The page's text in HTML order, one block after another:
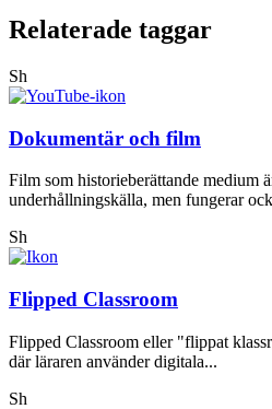
Relaterade taggar
Sh
Dokumentär och film
Film som historieberättande medium
underhållningskälla, men fungerar
Sh
Flipped Classroom
Flipped Classroom eller "flippat
där läraren använder digitala...
Sh